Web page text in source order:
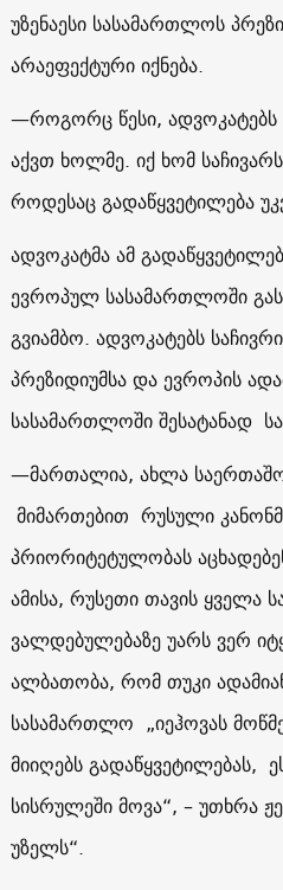
უზენაესი სასამართლოს
არაეფექტური იქნება.
—როგორც წესი, ადვოკატებს
აქვთ ხოლმე. იქ ხომ საჩივარს
როდესაც გადაწყვეტილება
ადვოკატმა ამ
ევროპულ სასამართლოში
გვიამბო. ადვოკატებს
პრეზიდიუმსა და ევროპის
სასამართლოში შესატანად
—მართალია, ახლა
მიმართებით რუსული
პრიორიტეტულობას
ამისა, რუსეთი თავის ყველა
ვალდებულებაზე უარს ვერ
ალბათობა, რომ თუკი
სასამართლო „იეჰოვას
მიიღებს გადაწყვეტილებას,
სისრულეში მოვა“, – უთხრა
უზელს“.